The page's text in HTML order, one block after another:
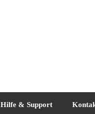
Hilfe & Support